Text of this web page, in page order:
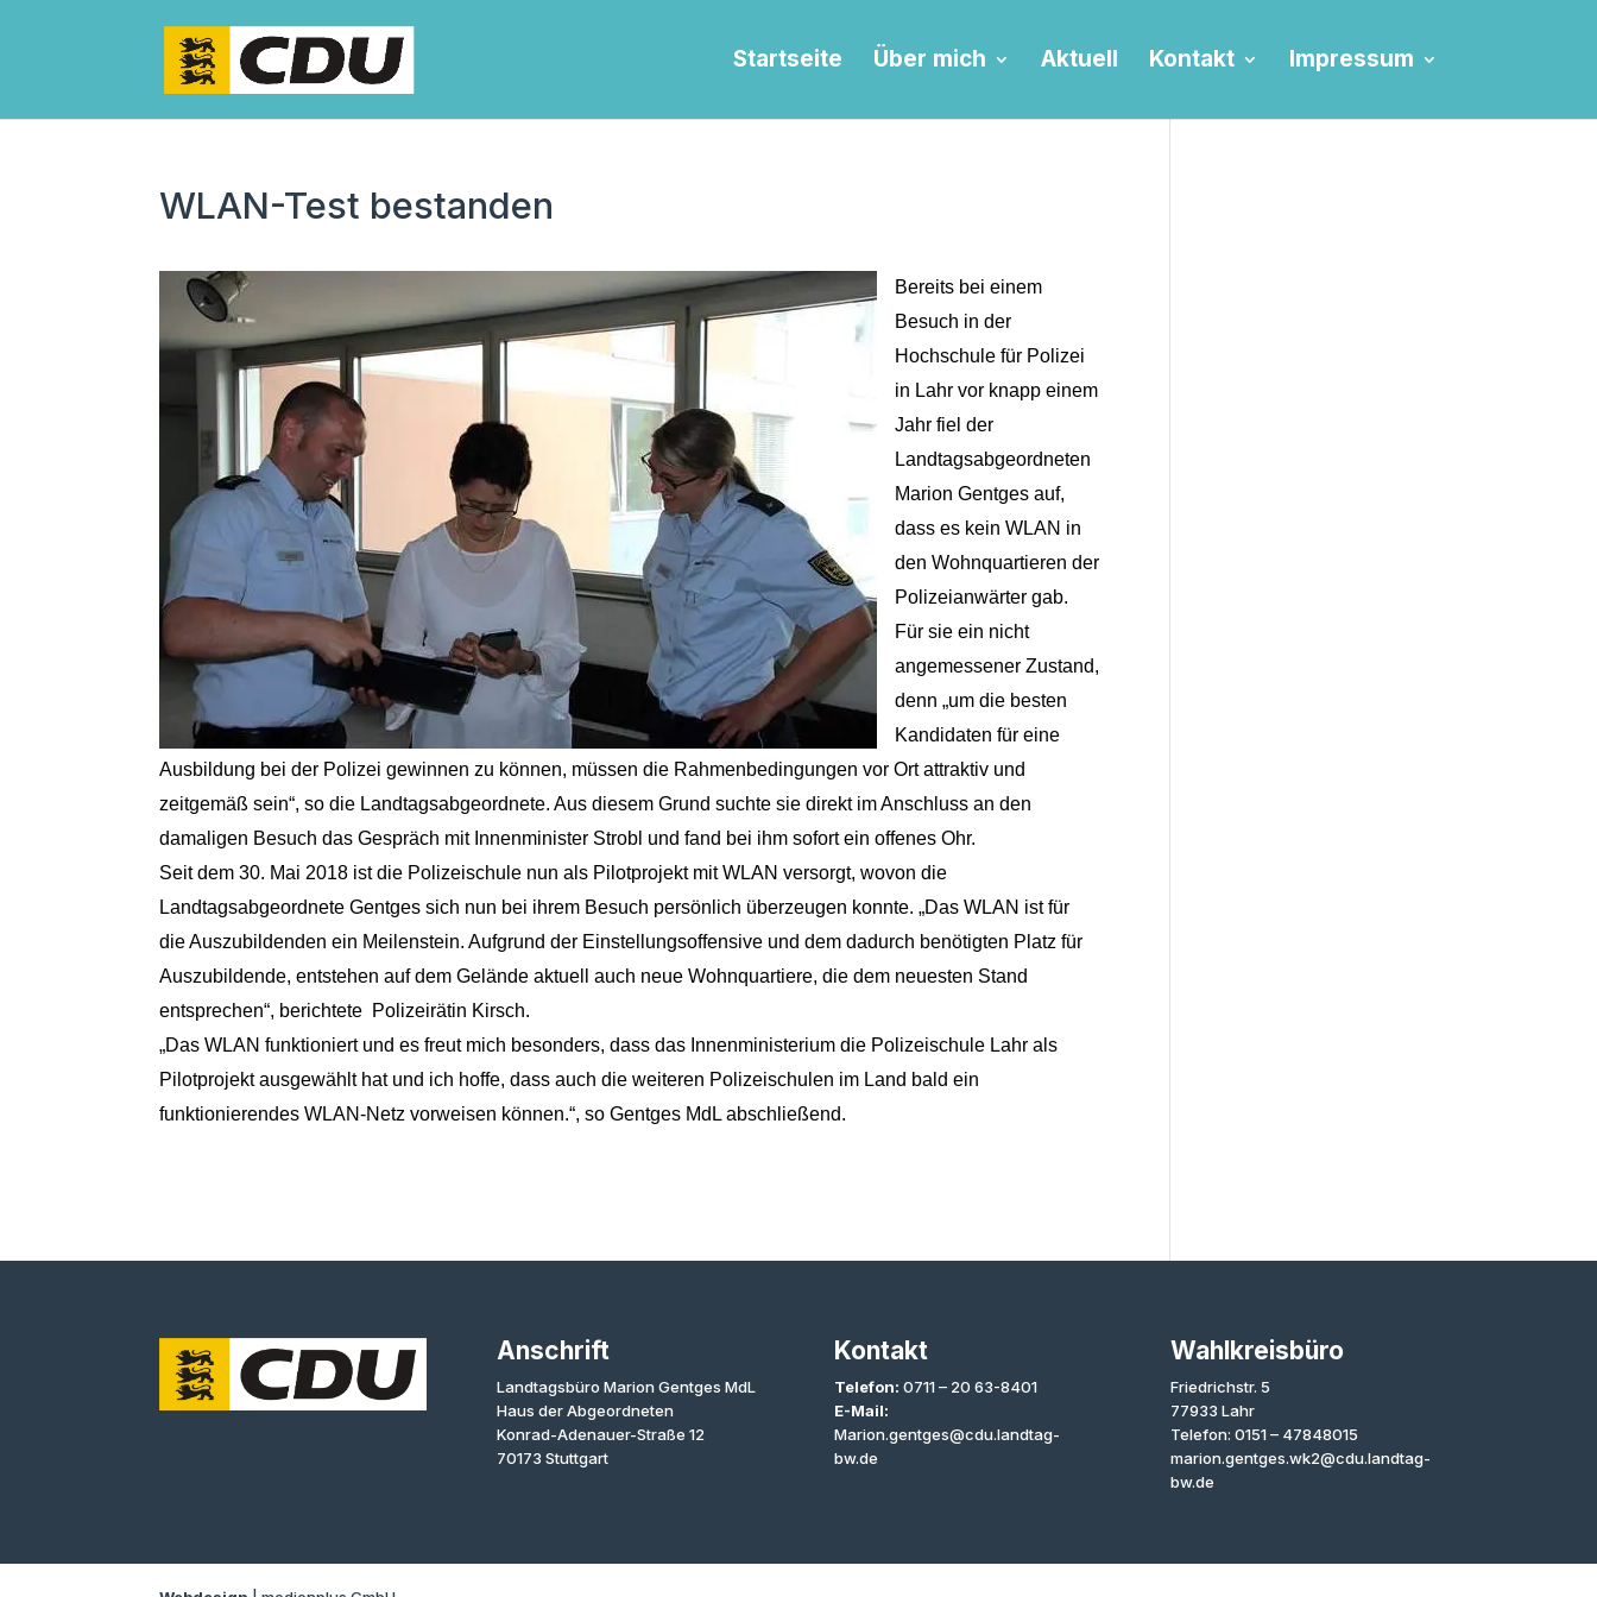
Startseite Über mich Aktuell Kontakt Impressum
WLAN-Test bestanden
Bereits bei einem
Besuch in der
Hochschule für Polizei
in Lahr vor knapp einem
Jahr fiel der
Landtagsabgeordneten
Marion Gentges auf,
dass es kein WLAN in
den Wohnquartieren der
Polizeianwärter gab.
Für sie ein nicht
angemessener Zustand,
denn „um die besten
Kandidaten für eine
Ausbildung bei der Polizei gewinnen zu können, müssen die Rahmenbedingungen vor Ort attraktiv und
zeitgemäß sein“, so die Landtagsabgeordnete. Aus diesem Grund suchte sie direkt im Anschluss an den
damaligen Besuch das Gespräch mit Innenminister Strobl und fand bei ihm sofort ein offenes Ohr.
Seit dem 30. Mai 2018 ist die Polizeischule nun als Pilotprojekt mit WLAN versorgt, wovon die
Landtagsabgeordnete Gentges sich nun bei ihrem Besuch persönlich überzeugen konnte. „Das WLAN ist für
die Auszubildenden ein Meilenstein. Aufgrund der Einstellungsoffensive und dem dadurch benötigten Platz für
Auszubildende, entstehen auf dem Gelände aktuell auch neue Wohnquartiere, die dem neuesten Stand
entsprechen“, berichtete Polizeirätin Kirsch.
„Das WLAN funktioniert und es freut mich besonders, dass das Innenministerium die Polizeischule Lahr als
Pilotprojekt ausgewählt hat und ich hoffe, dass auch die weiteren Polizeischulen im Land bald ein
funktionierendes WLAN-Netz vorweisen können.“, so Gentges MdL abschließend.
Anschrift
Landtagsbüro Marion Gentges MdL
Haus der Abgeordneten
Konrad-Adenauer-Straße 12
70173 Stuttgart
Kontakt
Telefon: 0711 – 20 63-8401
E-Mail:
Marion.gentges@cdu.landtag-
bw.de
Wahlkreisbüro
Friedrichstr. 5
77933 Lahr
Telefon: 0151 – 47848015
marion.gentges.wk2@cdu.landtag-
bw.de